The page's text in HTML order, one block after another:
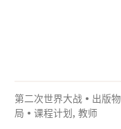
第二次世界大战 • 出版物
局 • 课程计划 , 教师